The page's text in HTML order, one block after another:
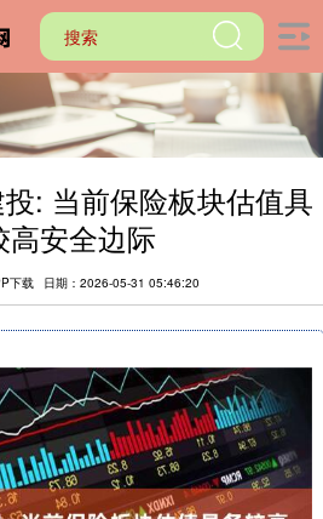
: 当前保险板块估值具
高安全边际
下载 日期：2026-05-31 05:46:20